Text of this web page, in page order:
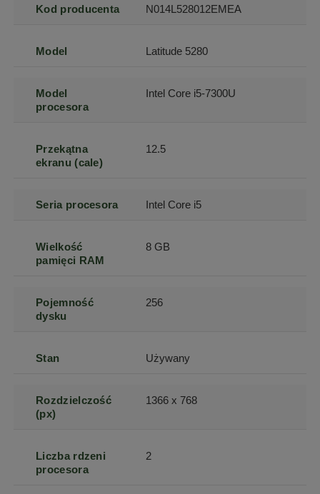
Kod producenta N014L528012EMEA
Model Latitude 5280
Model
procesora
Intel Core i5-7300U
Przekątna
ekranu (cale)
12.5
Seria procesora Intel Core i5
Wielkość
pamięci RAM
8 GB
Pojemność
dysku
256
Stan Używany
Rozdzielczość
(px)
1366 x 768
Liczba rdzeni
procesora
2